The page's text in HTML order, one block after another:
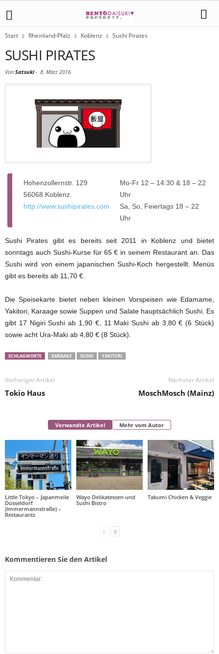
Start Rheinland-Pfalz Koblenz Sushi Pirates
SUSHI PIRATES
Von Satsuki- 8. März 2016
Hohenzollernstr. 129
56068 Koblenz
http://www.sushipirates.com
Mo-Fr 12 – 14:30 & 18 – 22
Uhr
Sa, So, Feiertags 18 – 22
Uhr
Sushi Pirates gibt es bereits seit 2011 in Koblenz und bietet
sonntags auch Sushi-Kurse für 65 € in seinem Restaurant an. Das
Sushi wird von einem japanischen Sushi-Koch hergestellt. Menüs
gibt es bereits ab 11,70 €.
Die Speisekarte bietet neben kleinen Vorspeisen wie Edamame,
Yakitori, Karaage sowie Suppen und Salate hauptsächlich Sushi. Es
gibt 17 Nigiri Sushi ab 1,90 €, 11 Maki Sushi ab 3,80 € (6 Stück)
sowie acht Ura-Maki ab 4,80 € (8 Stück).
SCHLAGWORTE KARAAGE SUSHI YAKITORI
Vorheriger Artikel
Tokio Haus
Nächster Artikel
MoschMosch (Mainz)
Verwandte Artikel Mehr vom Autor
Little Tokyo – Japanmeile
Düsseldorf
(Immermannstraße) –
Restaurants
Wayo Delikatessen und
Sushi Bistro
Takumi Chicken & Veggie
Kommentieren Sie den Artikel